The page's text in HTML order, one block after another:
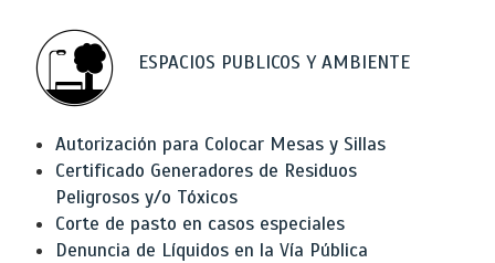
ESPACIOS PUBLICOS Y AMBIENTE
Autorización para Colocar Mesas y Sillas
Certificado Generadores de Residuos
Peligrosos y/o Tóxicos
Corte de pasto en casos especiales
Denuncia de Líquidos en la Vía Pública